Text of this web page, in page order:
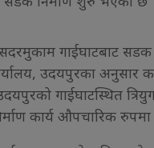
गाईघाटबाट सडक
उदयपुरका अनुसार
गाईघाटस्थित
कार्य औपचारिक